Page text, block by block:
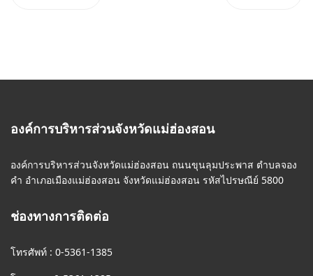
องค์การบริหารส่วนจังหวัดแม่ฮ่องสอน
องค์การบริหารส่วนจังหวัดแม่ฮ่องสอน ถนนขุนลุมประพาส ตำบลจอง
คำ อำเภอเมืองแม่ฮ่องสอน จังหวัดแม่ฮ่องสอน รหัสไปรษณีย์ 5800
ช่องทางการติดต่อ
โทรศัพท์ : 0-5361-1385